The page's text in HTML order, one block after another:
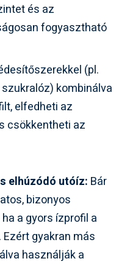
és az
fogyasztható
(pl.
kombinálva
elfedheti az
csökkentheti az
elhúzódó utóíz: Bár
bizonyos
a gyors ízprofil a
gyakran más
használják a